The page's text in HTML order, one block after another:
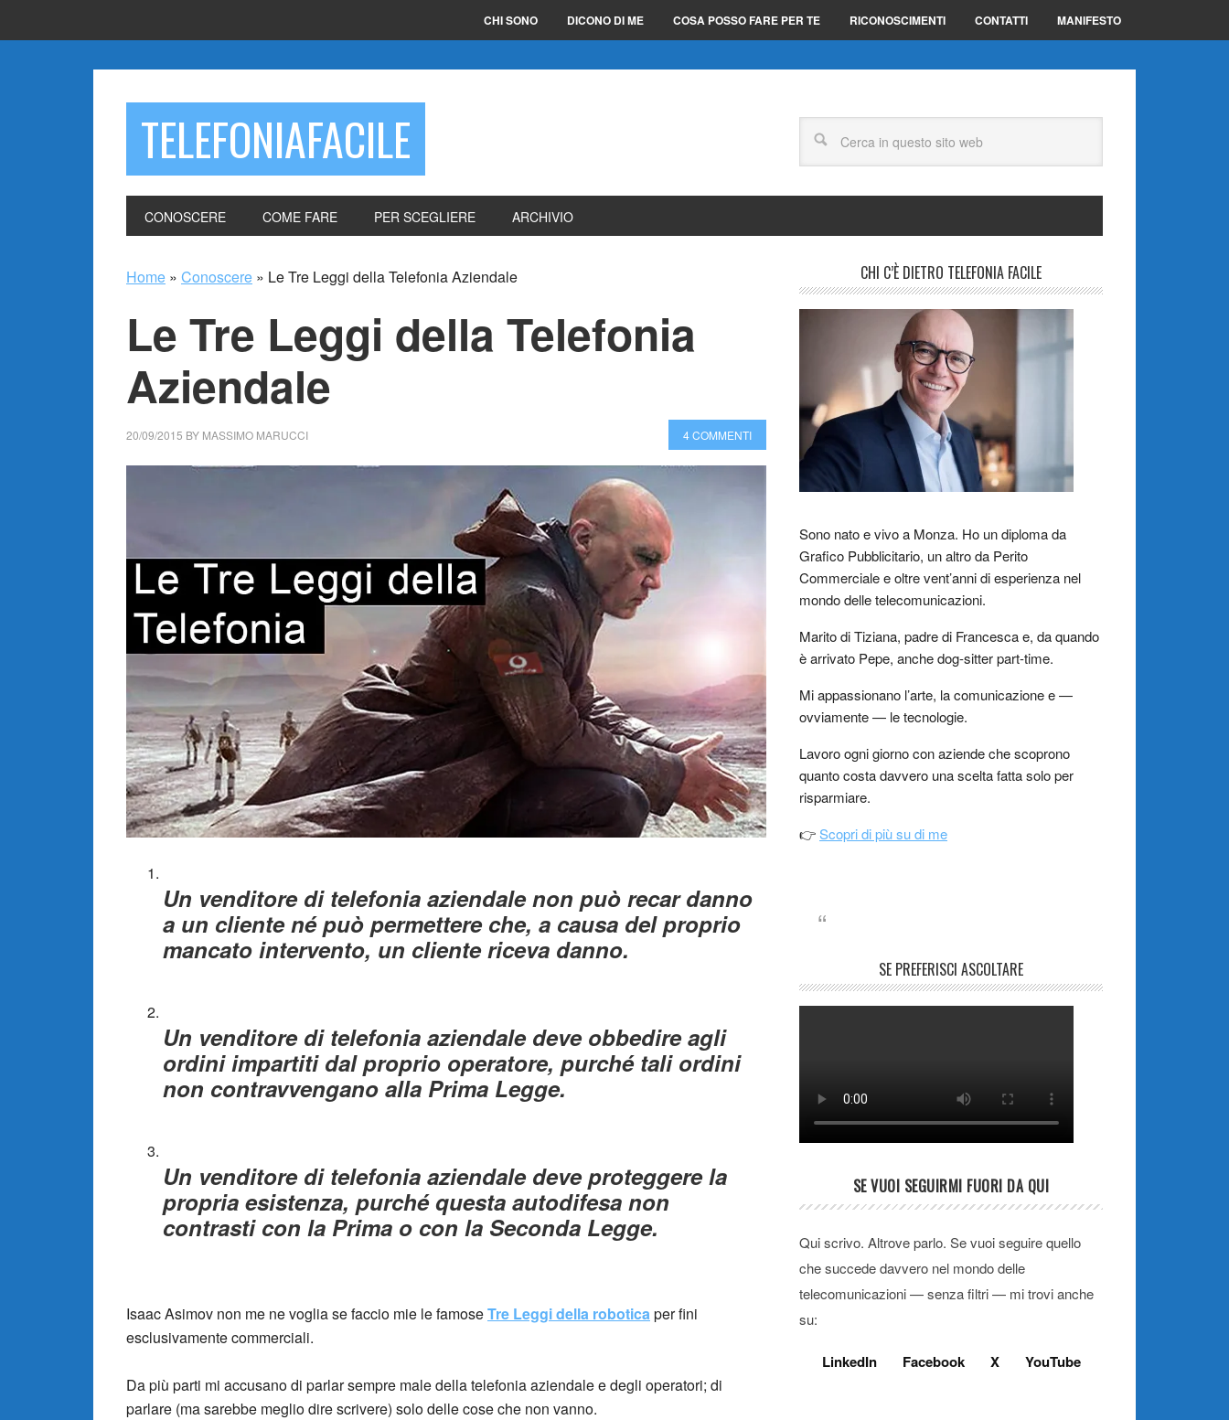
CHI SONO DICONO DI ME COSA POSSO FARE PER TE RICONOSCIMENTI CONTATTI MANIFESTO
TELEFONIAFACILE
CONOSCERE COME FARE PER SCEGLIERE ARCHIVIO
Home » Conoscere » Le Tre Leggi della Telefonia Aziendale
Le Tre Leggi della Telefonia
Aziendale
20/09/2015 BY MASSIMO MARUCCI 4 COMMENTI
Un venditore di telefonia aziendale non può recar danno
a un cliente né può permettere che, a causa del proprio
mancato intervento, un cliente riceva danno.
Un venditore di telefonia aziendale deve obbedire agli
ordini impartiti dal proprio operatore, purché tali ordini
non contravvengano alla Prima Legge.
Un venditore di telefonia aziendale deve proteggere la
propria esistenza, purché questa autodifesa non
contrasti con la Prima o con la Seconda Legge.
Isaac Asimov non me ne voglia se faccio mie le famoseTre Leggi della roboticaper fini
esclusivamente commerciali.
Da più parti mi accusano di parlar sempre male della telefonia aziendale e degli operatori; di
parlare (ma sarebbe meglio dire scrivere) solo delle cose che non vanno.
CHI C’È DIETRO TELEFONIA FACILE
Sono nato e vivo a Monza. Ho un diploma da
Grafico Pubblicitario, un altro da Perito
Commerciale e oltre vent’anni di esperienza nel
mondo delle telecomunicazioni.
Marito di Tiziana, padre di Francesca e, da quando
è arrivato Pepe, anche dog-sitter part-time.
Mi appassionano l’arte, la comunicazione e —
ovviamente — le tecnologie.
Lavoro ogni giorno con aziende che scoprono
quanto costa davvero una scelta fatta solo per
risparmiare.
👉Scopri di più su di me
SE PREFERISCI ASCOLTARE
SE VUOI SEGUIRMI FUORI DA QUI
Qui scrivo. Altrove parlo. Se vuoi seguire quello
che succede davvero nel mondo delle
telecomunicazioni — senza filtri — mi trovi anche
su:
LinkedIn Facebook X YouTube